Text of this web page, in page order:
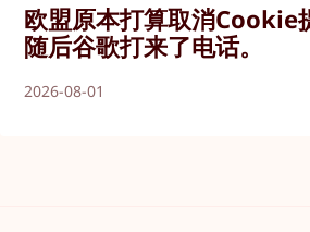
欧盟原本打算取消Cookie
随后谷歌打来了电话。
2026-08-01